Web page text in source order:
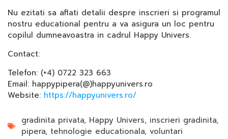
Nu ezitati sa aflati detalii despre inscrieri si programul
nostru educational pentru a va asigura un loc pentru
copilul dumneavoastra in cadrul Happy Univers.
Contact:
Telefon: (+4) 0722 323 663
Email: happypipera(@)happyunivers.ro
Website: https://happyunivers.ro/
gradinita privata, Happy Univers, inscrieri gradinita,
pipera, tehnologie educationala, voluntari